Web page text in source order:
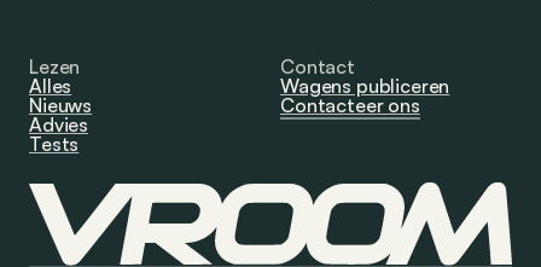
Lezen
Alles
Nieuws
Advies
Tests
Contact
Wagens publiceren
Contacteer ons